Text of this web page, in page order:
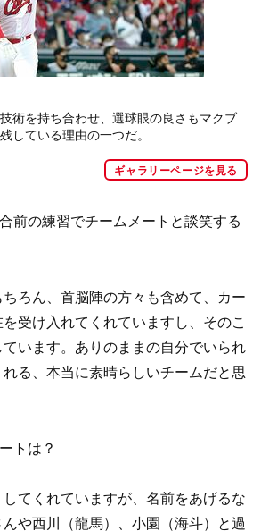
術を持ち合わせ、選球眼の良さもマクブ
している理由の一つだ。
ギャラリーページを見る
前の練習でチームメートと談笑する
ちろん、首脳陣の方々も含めて、カー
受け入れてくれていますし、そのこ
います。ありのままの自分でいられ
る、本当に素晴らしいチームだと思
トは？
してくれていますが、名前をあげるな
や西川（龍馬）、小園（海斗）と過